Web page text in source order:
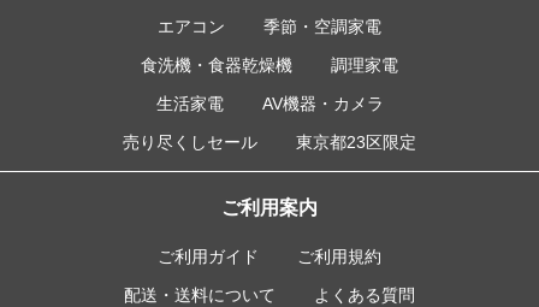
エアコン
季節・空調家電
食洗機・食器乾燥機
調理家電
生活家電
AV機器・カメラ
売り尽くしセール
東京都23区限定
ご利用案内
ご利用ガイド
ご利用規約
配送・送料について
よくある質問